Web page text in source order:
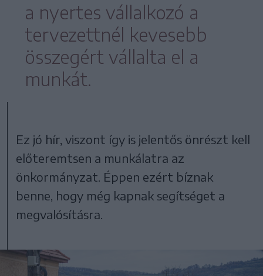
a nyertes vállalkozó a
tervezettnél kevesebb
összegért vállalta el a
munkát.
Ez jó hír, viszont így is jelentős önrészt kell
előteremtsen a munkálatra az
önkormányzat. Éppen ezért bíznak
benne, hogy még kapnak segítséget a
megvalósításra.